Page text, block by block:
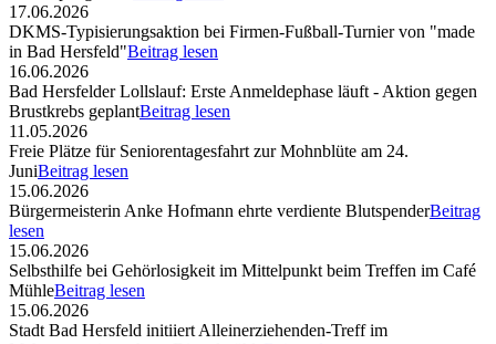
17.06.2026
DKMS-Typisierungsaktion bei Firmen-Fußball-Turnier von "made
in Bad Hersfeld"Beitrag lesen
16.06.2026
Bad Hersfelder Lollslauf: Erste Anmeldephase läuft - Aktion gegen
Brustkrebs geplantBeitrag lesen
11.05.2026
Freie Plätze für Seniorentagesfahrt zur Mohnblüte am 24.
JuniBeitrag lesen
15.06.2026
Bürgermeisterin Anke Hofmann ehrte verdiente BlutspenderBeitrag
lesen
15.06.2026
Selbsthilfe bei Gehörlosigkeit im Mittelpunkt beim Treffen im Café
MühleBeitrag lesen
15.06.2026
Stadt Bad Hersfeld initiiert Alleinerziehenden-Treff im